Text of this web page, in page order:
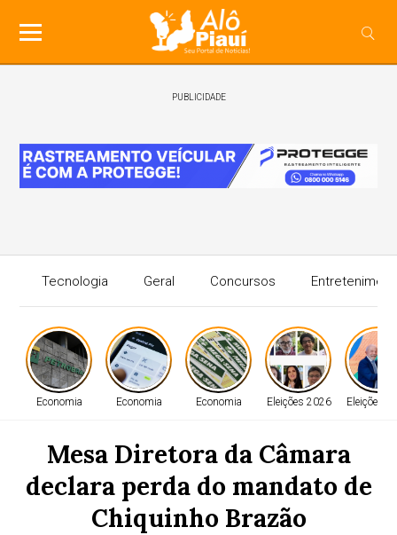
PUBLICIDADE
Tecnologia Geral Concursos
Economia Economia Economia Eleições 2026 Eleições
Mesa Diretora da Câmara
declara perda do mandato de
Chiquinho Brazão